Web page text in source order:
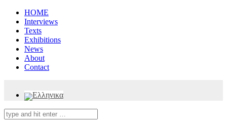
HOME
Interviews
Texts
Exhibitions
News
About
Contact